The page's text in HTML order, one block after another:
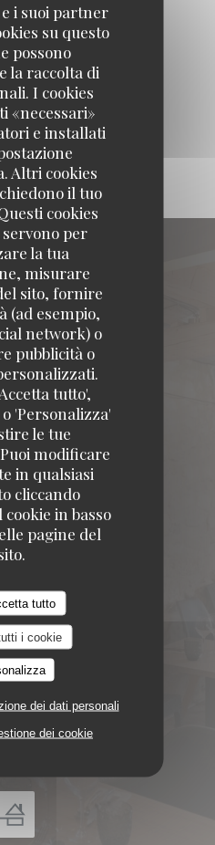
i suoi partner
su questo
possono
la raccolta di
I cookies
«necessari»
e installati
Altri cookies
il tuo
cookies
per
la tua
misurare
sito, fornire
(ad esempio,
network) o
pubblicità o
tutto',
'Personalizza'
le tue
modificare
in qualsiasi
cliccando
in basso
pagine del
tutto
i cookie
dei dati personali
dei cookie
((apre una nuova finestra))
finestra))
una nuova finestra))